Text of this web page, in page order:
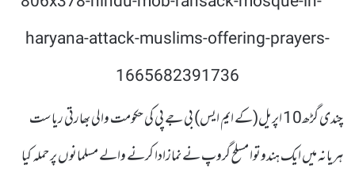
چندی گڑھ10 اپریل(کے ایم ایس) بی جے پی کی حکومت والی بھارتی ریاست
ہریانہ میں ایک ہندوتوا مسلح گروپ نے نمازادا کرنے والے مسلمانوں پر حملہ کیا